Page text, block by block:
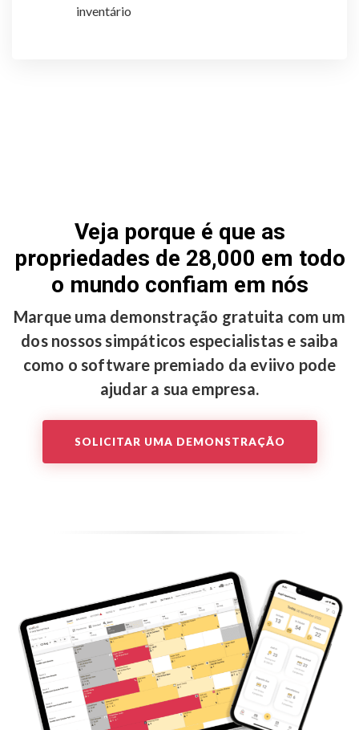
inventário
Veja porque é que as
propriedades de 28,000 em todo
o mundo confiam em nós
Marque uma demonstração gratuita com um
dos nossos simpáticos especialistas e saiba
como o software premiado da eviivo pode
ajudar a sua empresa.
SOLICITAR UMA DEMONSTRAÇÃO